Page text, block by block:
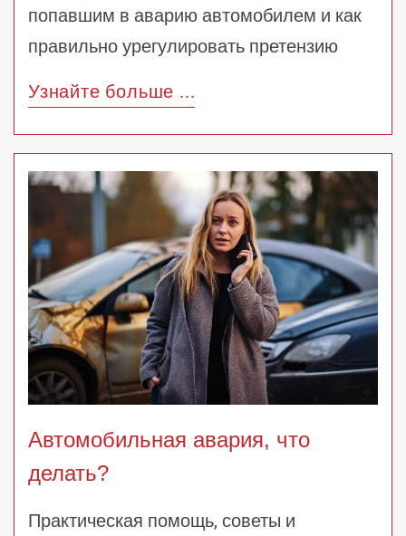
попавшим в аварию автомобилем и как
правильно урегулировать претензию
Узнайте больше ...
Автомобильная авария, что
делать?
Практическая помощь, советы и